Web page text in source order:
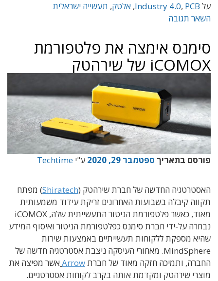
על
Industry 4.0, PCB
, אלטק, תעשייה ישראלית
השאר תגובה
סימנס אימצה את פלטפורמת
iCOMOX של שירהטק
פורסם בתאריך ספטמבר 29, 2020 ע"י Techtime
האסטרטגיה החדשה של חברת שירהטק (Shiratech) מפתח
תקווה קיבלה בשבועות האחרונים זריקת עידוד משמעותית
נבחרה על-ידי חברת סימנס כפלטפורמת הניטור ואיסוף המידע
שהיא מספקת ללקוחות תעשייתיים באמצעות שירות
MindSphere. מאחורי העיסקה ניצבת אסטרטגיה חדשה של
החברה, ותמיכה חזקה מאוד של חברת Arrow אשר מפיצה את
מוצרי שירהטק ומקדמת אותה בקרב לקוחות אסטרטגיים.